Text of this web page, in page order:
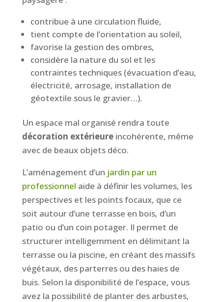
contribue à une circulation fluide,
tient compte de l’orientation au soleil,
favorise la gestion des ombres,
considère la nature du sol et les
contraintes techniques (évacuation d’eau,
électricité, arrosage, installation de
géotextile sous le gravier…).
Un espace mal organisé rendra toute
décoration extérieureincohérente, même
avec de beaux objets déco.
L’aménagement d’un jardin par un
professionnel aide à définir les volumes, les
perspectives et les points focaux, que ce
soit autour d’une terrasse en bois, d’un
patio ou d’un coin potager. Il permet de
structurer intelligemment en délimitant la
terrasse ou la piscine, en créant des massifs
végétaux, des parterres ou des haies de
buis. Selon la disponibilité de l’espace, vous
avez la possibilité de planter des arbustes,